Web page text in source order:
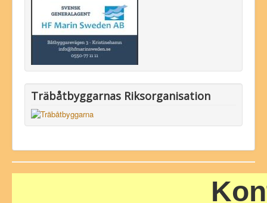
Träbåtbyggarnas Riksorganisation